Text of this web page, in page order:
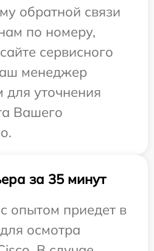
обратной связи
по номеру,
сервисного
менеджер
для уточнения
Вашего
за 35 минут
опытом приедет в
осмотра